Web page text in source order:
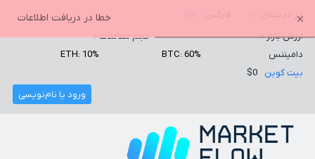
ارز دیجیتال
ارزش بازار۰ حجم معاملات۰
دامیننس
BTC: 60%
ETH: 10%
بیت کوین
$0
ورود یا نام‌نویسی
خطا در دریافت اطلاعات